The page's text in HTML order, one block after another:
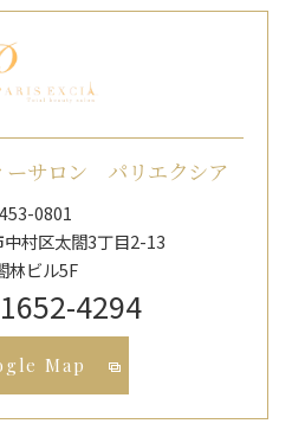
ーサロン パリエクシア
0801
村区太閤3丁目2-13
林ビル5F
4294
Map